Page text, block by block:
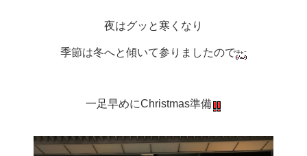
夜はグッと寒くなり
季節は冬へと傾いて参りましたので
一足早めにChristmas準備